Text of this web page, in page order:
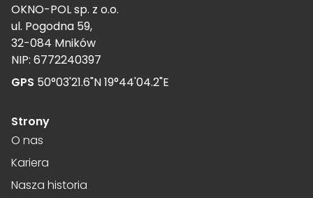
OKNO-POL sp. z o.o.
ul. Pogodna 59,
32-084 Mników
NIP: 6772240397
GPS 50°03'21.6"N 19°44'04.2"E
Strony
O nas
Kariera
Nasza historia